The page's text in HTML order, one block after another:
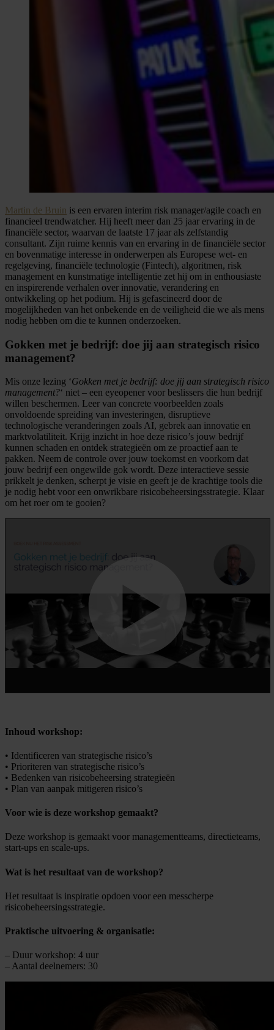
Martin de Bruin is een ervaren interim risk manager/agile coach en
financieel trendwatcher. Hij heeft meer dan 25 jaar ervaring in de
financiële sector, waarvan de laatste 17 jaar als zelfstandig
consultant. Zijn ruime kennis van en ervaring in de financiële sector
en bovenmatige interesse in onderwerpen als Europese wet- en
regelgeving, financiële technologie (Fintech), algoritmen, risk
management en kunstmatige intelligentie zet hij om in enthousiaste
en inspirerende verhalen over innovatie, verandering en
ontwikkeling op het podium. Hij is gefascineerd door de
mogelijkheden van het onbekende en de veiligheid die we als mens
nodig hebben om die te kunnen onderzoeken.
Gokken met je bedrijf: doe jij aan strategisch risico
management?
Mis onze lezing ‘Gokken met je bedrijf: doe jij aan strategisch risico
management?‘ niet – een eyeopener voor beslissers die hun bedrijf
willen beschermen. Leer van concrete voorbeelden zoals
onvoldoende spreiding van investeringen, disruptieve
technologische veranderingen zoals AI, gebrek aan innovatie en
marktvolatiliteit. Krijg inzicht in hoe deze risico’s jouw bedrijf
kunnen schaden en ontdek strategieën om ze proactief aan te
pakken. Neem de controle over jouw toekomst en voorkom dat
jouw bedrijf een ongewilde gok wordt. Deze interactieve sessie
prikkelt je denken, scherpt je visie en geeft je de krachtige tools die
je nodig hebt voor een onwrikbare risicobeheersingsstrategie. Klaar
om het roer om te gooien?
Inhoud workshop:
• Identificeren van strategische risico’s
• Prioriteren van strategische risico’s
• Bedenken van risicobeheersing strategieën
• Plan van aanpak mitigeren risico’s
Voor wie is deze workshop gemaakt?
Deze workshop is gemaakt voor managementteams, directieteams,
start-ups en scale-ups.
Wat is het resultaat van de workshop?
Het resultaat is inspiratie opdoen voor een messcherpe
risicobeheersingsstrategie.
Praktische uitvoering & organisatie:
– Duur workshop: 4 uur
– Aantal deelnemers: 30